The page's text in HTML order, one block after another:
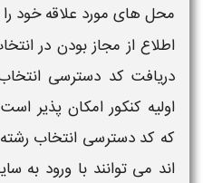
محل های مورد علاقه خود را
اطلاع از مجاز بودن در
دریافت کد دسترسی
اولیه کنکور امکان پذیر
که کد دسترسی انتخاب رشته
اند می توانند با ورود به